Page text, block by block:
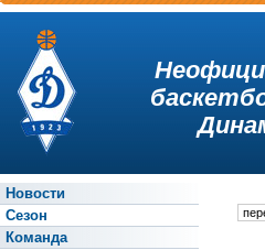
Новости
Сезон
Команда